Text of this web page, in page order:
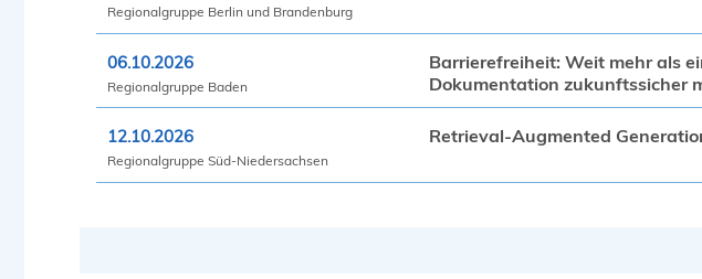
Regionalgruppe Berlin und Brandenburg
06.10.2026
Regionalgruppe Baden
Barrierefreiheit: Weit mehr als
Dokumentation zukunftssicher
12.10.2026
Regionalgruppe Süd-Niedersachsen
Retrieval-Augmented